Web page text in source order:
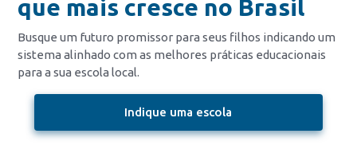
que mais cresce no Brasil
Busque um futuro promissor para seus filhos indicando um
sistema alinhado com as melhores práticas educacionais
para a sua escola local.
Indique uma escola